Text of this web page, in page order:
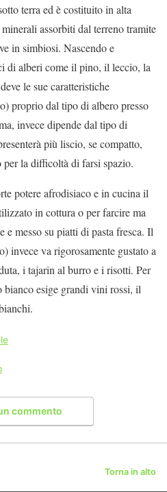
terra ed è costituito in alta
assorbiti dal terreno tramite
in simbiosi. Nascendo e
di alberi come il pino, il leccio, la
le sue caratteristiche
proprio dal tipo di albero presso
invece dipende dal tipo di
più liscio, se compatto,
la difficoltà di farsi spazio.
potere afrodisiaco e in cucina il
in cottura o per farcire ma
e messo su piatti di pasta fresca. Il
invece va rigorosamente gustato a
i tajarin al burro e i risotti. Per
esige grandi vini rossi, il
commento
Torna in alto